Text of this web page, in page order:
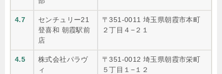
4.7
センチュリー21
登喜和 朝霞駅前
店
〒351-0011 埼玉県朝霞市本町
２丁目４−２１
4.5
株式会社パラヴ
ィ
〒351-0012 埼玉県朝霞市栄町
５丁目１−１２